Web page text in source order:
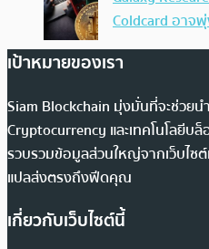
Coldcard อาจ
เป้าหมายของเรา
Siam Blockchain มุ่งมั่นที่จะช่วยน
Cryptocurrency และเทคโนโลยีบ
รวบรวมข้อมูลส่วนใหญ่จากเว็บไซต์
แปลส่งตรงถึงฟีดคุณ
เกี่ยวกับเว็บไซต์นี้